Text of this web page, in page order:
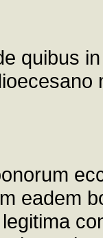
quibus
eadem